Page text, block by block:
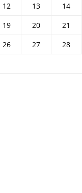
12 13 14
19 20 21
26 27 28